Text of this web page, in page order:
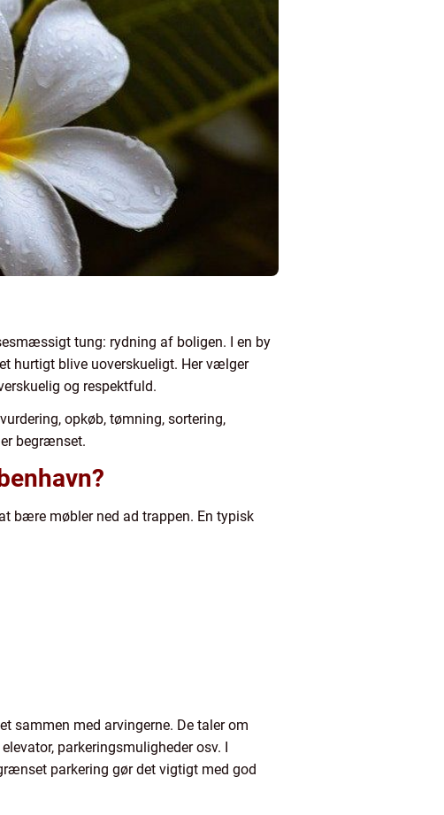
tung: rydning af boligen. I en by
hurtigt blive uoverskueligt. Her vælger
og respektfuld.
opkøb, tømning, sortering,
begrænset.
bære møbler ned ad trappen. En typisk
sammen med arvingerne. De taler om
parkeringsmuligheder osv. I
parkering gør det vigtigt med god